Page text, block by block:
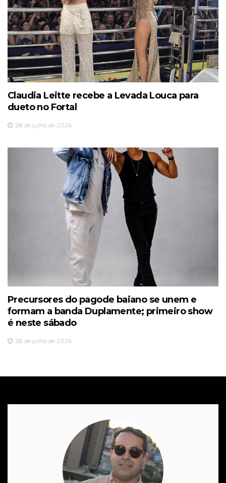
Claudia Leitte recebe a Levada Louca para
dueto no Fortal
28 de julho de 2026
Precursores do pagode baiano se unem e
formam a banda Duplamente; primeiro show
é neste sábado
28 de julho de 2026